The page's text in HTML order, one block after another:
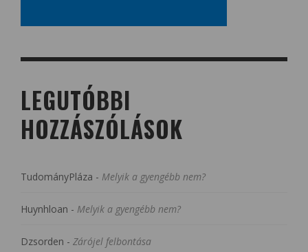
LEGUTÓBBI
HOZZÁSZÓLÁSOK
TudományPláza - Melyik a gyengébb nem?
Huynhloan - Melyik a gyengébb nem?
Dzsorden - Zárójel felbontása